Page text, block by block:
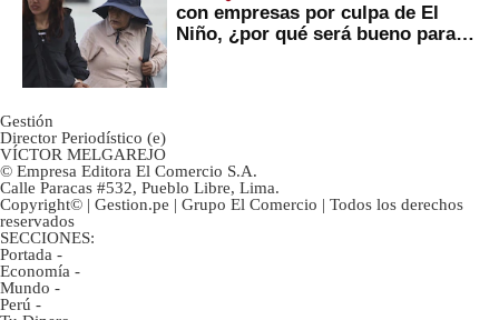
con empresas por culpa de El
Niño, ¿por qué será bueno para
Gestión
Director Periodístico (e)
VÍCTOR MELGAREJO
© Empresa Editora El Comercio S.A.
Calle Paracas #532, Pueblo Libre, Lima.
Copyright© | Gestion.pe | Grupo El Comercio | Todos los derechos
reservados
SECCIONES:
Portada -
Economía -
Mundo -
Perú -